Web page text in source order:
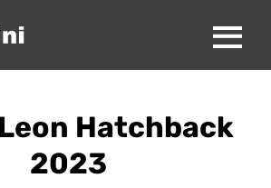
Hatchback
2023